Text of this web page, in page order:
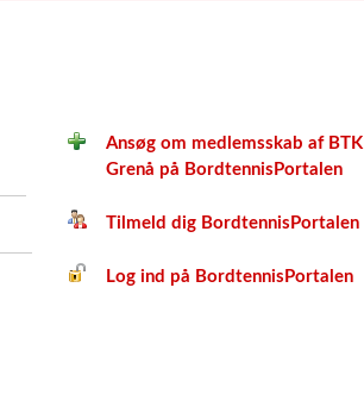
Ansøg om medlemsskab af BTK
Grenå på BordtennisPortalen
Tilmeld dig BordtennisPortalen
Log ind på BordtennisPortalen